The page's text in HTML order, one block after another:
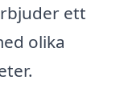
ett
olika